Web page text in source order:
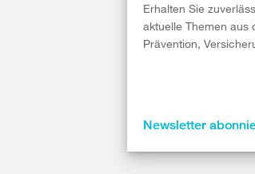
Erhalten Sie
aktuelle Themen aus
Prävention,
Newsletter